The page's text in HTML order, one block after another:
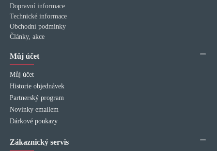
Dopravní informace
Technické informace
Obchodní podmínky
Články, akce
Můj účet
Můj účet
Historie objednávek
Partnerský program
Novinky emailem
Dárkové poukazy
Zákaznický servis